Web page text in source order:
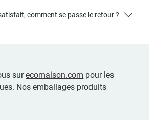
comment se passe le retour ?
surecomaison.com pour les
Nos emballages produits